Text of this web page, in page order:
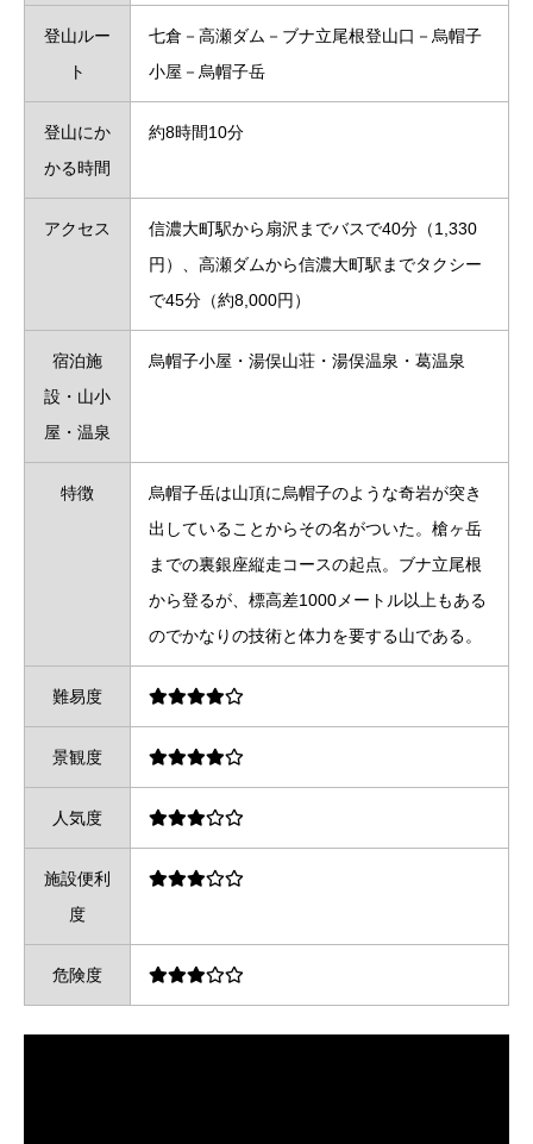
登山ルー
ト
七倉－高瀬ダム－ブナ立尾根登山口－烏帽子
小屋－烏帽子岳
登山にか
かる時間
約8時間10分
アクセス
信濃大町駅から扇沢までバスで40分（1,330
円）、高瀬ダムから信濃大町駅までタクシー
で45分（約8,000円）
宿泊施
設・山小
屋・温泉
烏帽子小屋・湯俣山荘・湯俣温泉・葛温泉
特徴
烏帽子岳は山頂に烏帽子のような奇岩が突き
出していることからその名がついた。槍ヶ岳
までの裏銀座縦走コースの起点。ブナ立尾根
から登るが、標高差1000メートル以上もある
のでかなりの技術と体力を要する山である。
難易度
景観度
人気度
施設便利
度
危険度